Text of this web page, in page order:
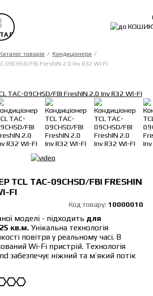
товарів
Кондиціонери
09CHSD/FBI FreshIN 2.0 Inv R32 WI-FI
TAC-09CHSD/FBI FRESHIN
FI
Код товару: 10000010
моделі - підходить для
кв.м. Унікальна технологія
повітря у реальному часі. В
Wi-Fi пристрій. Технологія
забезпечує ніжний та м’який потік